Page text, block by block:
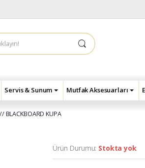
Servis & Sunum Mutfak Aksesuarları
BLACKBOARD KUPA
Ürün Durumu: Stokta yok